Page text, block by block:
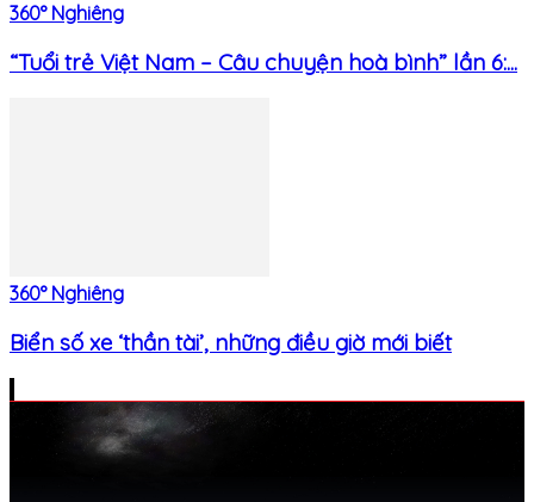
360° Nghiêng
“Tuổi trẻ Việt Nam – Câu chuyện hoà bình” lần 6:...
360° Nghiêng
Biển số xe ‘thần tài’, những điều giờ mới biết